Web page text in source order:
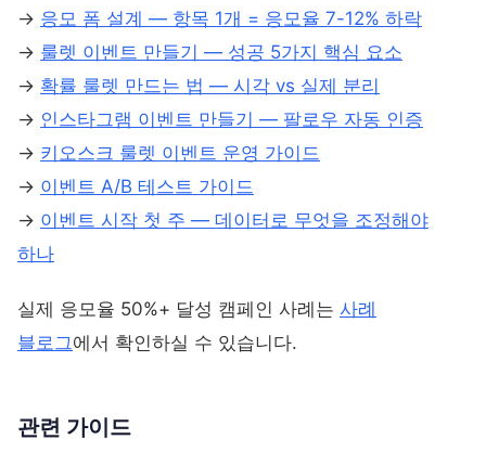
→ 응모 폼 설계 — 항목 1개 = 응모율 7-12% 하락
→ 룰렛 이벤트 만들기 — 성공 5가지 핵심 요소
→ 확률 룰렛 만드는 법 — 시각 vs 실제 분리
→ 인스타그램 이벤트 만들기 — 팔로우 자동 인증
→ 키오스크 룰렛 이벤트 운영 가이드
→ 이벤트 A/B 테스트 가이드
→ 이벤트 시작 첫 주 — 데이터로 무엇을 조정해야
하나
실제 응모율 50%+ 달성 캠페인 사례는 사례
블로그에서 확인하실 수 있습니다.
관련 가이드